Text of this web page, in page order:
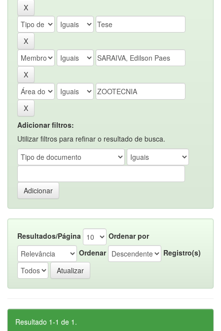
Adicionar filtros:
Utilizar filtros para refinar o resultado de busca.
Resultados/Página
Ordenar por
Ordenar
Registro(s)
Resultado 1-1 de 1.